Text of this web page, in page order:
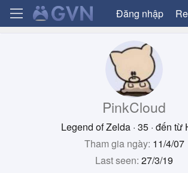
Đăng nhập
PinkCloud
Legend of Zelda · 35 · đến từ
Tham gia ngày 11/4/07
Last seen 27/3/19